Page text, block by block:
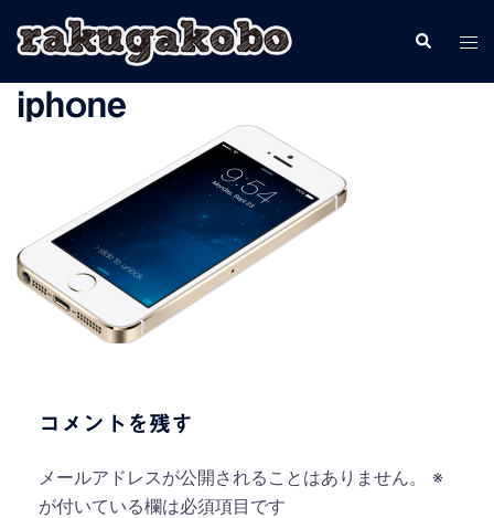
検
索
ト
iphone
コメントを残す
メールアドレスが公開されることはありません。
※
が付いている欄は必須項目です